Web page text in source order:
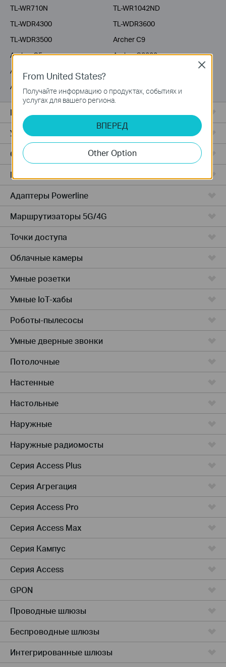
TL-WR710N
TL-WR1042ND
TL-WDR4300
TL-WDR3600
TL-WDR3500
Archer C9
Archer C5
Archer C3200
Archer C2600
Archer C2
Все комплекты Deco
Усилители Wi-Fi
Серия Fusion
Маршрутизаторы ADSL/VDSL
Адаптеры Powerline
Маршрутизаторы 5G/4G
Точки доступа
Облачные камеры
Умные розетки
Умные IoT-хабы
Роботы-пылесосы
Умные дверные звонки
Потолочные
Настенные
Настольные
Наружные
Наружные радиомосты
Серия Access Plus
Серия Агрегация
Серия Access Pro
Серия Access Max
Серия Кампус
Серия Access
GPON
Проводные шлюзы
Беспроводные шлюзы
Интегрированные шлюзы
From United States?
Получайте информацию о продуктах, событиях и
услугах для вашего региона.
ВПЕРЕД
Other Option
Close